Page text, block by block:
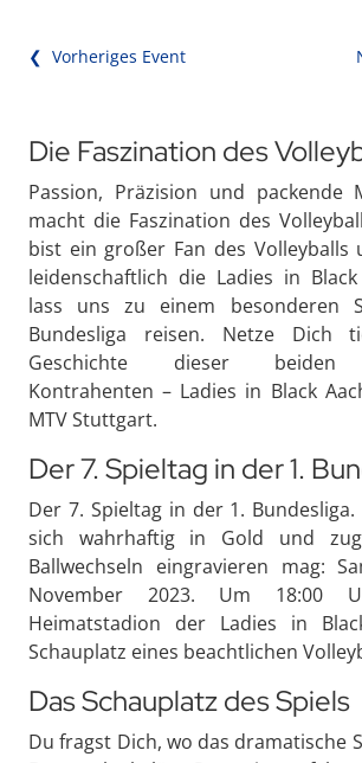
❮ Vorheriges Event
Die Faszination des
Passion, Präzision und packende
macht die Faszination des
bist ein großer Fan des
leidenschaftlich die Ladies in
lass uns zu einem besonderen
Bundesliga reisen. Netze
Geschichte dieser beiden
Kontrahenten – Ladies in Black
MTV Stuttgart.
Der 7. Spieltag in der 1.
Der 7. Spieltag in der 1.
sich wahrhaftig in Gold und
Ballwechseln eingravieren mag:
November 2023. Um 18:00
Heimatstadion der Ladies in
Schauplatz eines beachtlichen
Das Schauplatz des Spiels
Du fragst Dich, wo das dramatische